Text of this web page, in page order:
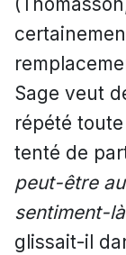
Sage veut
répété
tenté de
peut-être
sentiment-
glissait-il